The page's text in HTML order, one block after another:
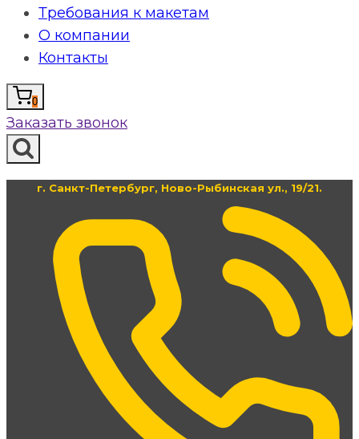
Требования к макетам
О компании
Контакты
0
Заказать звонок
г. Санкт-Петербург, Ново-Рыбинская ул., 19/21.